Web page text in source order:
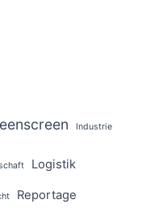
Industrie
Logistik
Reportage